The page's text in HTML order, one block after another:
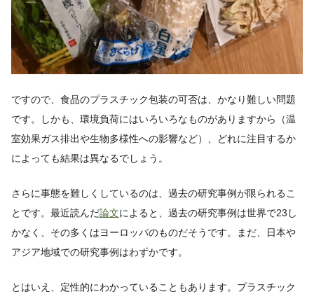
ですので、食品のプラスチック包装の可否は、かなり難しい問題
です。しかも、環境負荷にはいろいろなものがありますから（温
室効果ガス排出や生物多様性への影響など）、どれに注目するか
によっても結果は異なるでしょう。
さらに事態を難しくしているのは、過去の研究事例が限られるこ
とです。最近読んだ論文によると、過去の研究事例は世界で23し
かなく、その多くはヨーロッパのものだそうです。まだ、日本や
アジア地域での研究事例はわずかです。
とはいえ、定性的にわかっていることもあります。プラスチック